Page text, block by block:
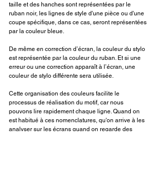
taille et des hanches sont représentées par le
ruban noir, les lignes de style d'une pièce ou d'une
coupe spécifique, dans ce cas, seront représentées
par la couleur bleue.
De même en correction d’écran, la couleur du stylo
est représentée par la couleur du ruban. Et si une
erreur ou une correction apparaît à l’écran, une
couleur de stylo différente sera utilisée.
Cette organisation des couleurs facilite le
processus de réalisation du motif, car nous
pouvons lire rapidement chaque ligne. Quand on
est habitué à ces nomenclatures, qu'on arrive à les
analyser sur les écrans quand on regarde des